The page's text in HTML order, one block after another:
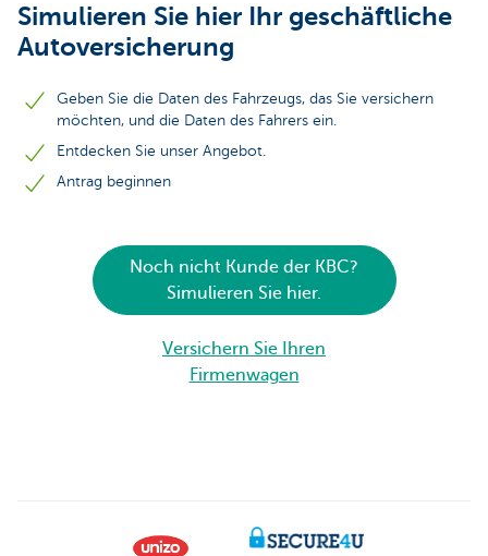
Simulieren Sie hier Ihr geschäftliche
Autoversicherung
Geben Sie die Daten des Fahrzeugs, das Sie versichern
möchten, und die Daten des Fahrers ein.
Entdecken Sie unser Angebot.
Antrag beginnen
Noch nicht Kunde der KBC?
Simulieren Sie hier.
Versichern Sie Ihren
Firmenwagen